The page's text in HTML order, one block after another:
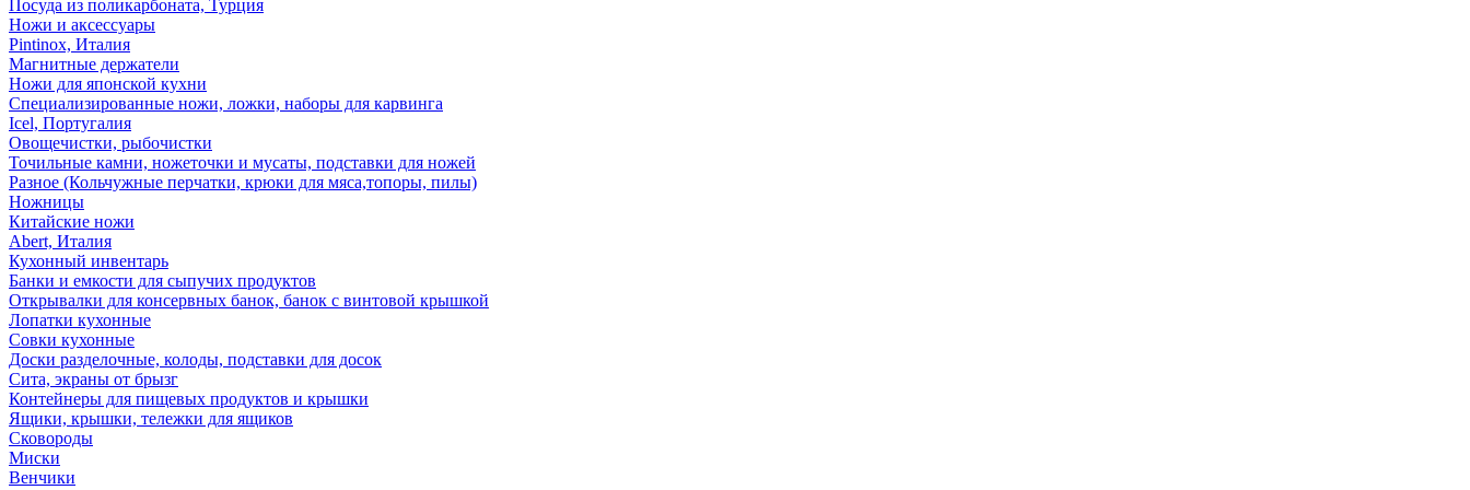
Посуда из поликарбоната, Турция
Ножи и аксессуары
Pintinox, Италия
Магнитные держатели
Ножи для японской кухни
Специализированные ножи, ложки, наборы для карвинга
Icel, Португалия
Овощечистки, рыбочистки
Точильные камни, ножеточки и мусаты, подставки для ножей
Разное (Кольчужные перчатки, крюки для мяса,топоры, пилы)
Ножницы
Китайские ножи
Abert, Италия
Кухонный инвентарь
Банки и емкости для сыпучих продуктов
Открывалки для консервных банок, банок с винтовой крышкой
Лопатки кухонные
Совки кухонные
Доски разделочные, колоды, подставки для досок
Сита, экраны от брызг
Контейнеры для пищевых продуктов и крышки
Ящики, крышки, тележки для ящиков
Сковороды
Миски
Венчики